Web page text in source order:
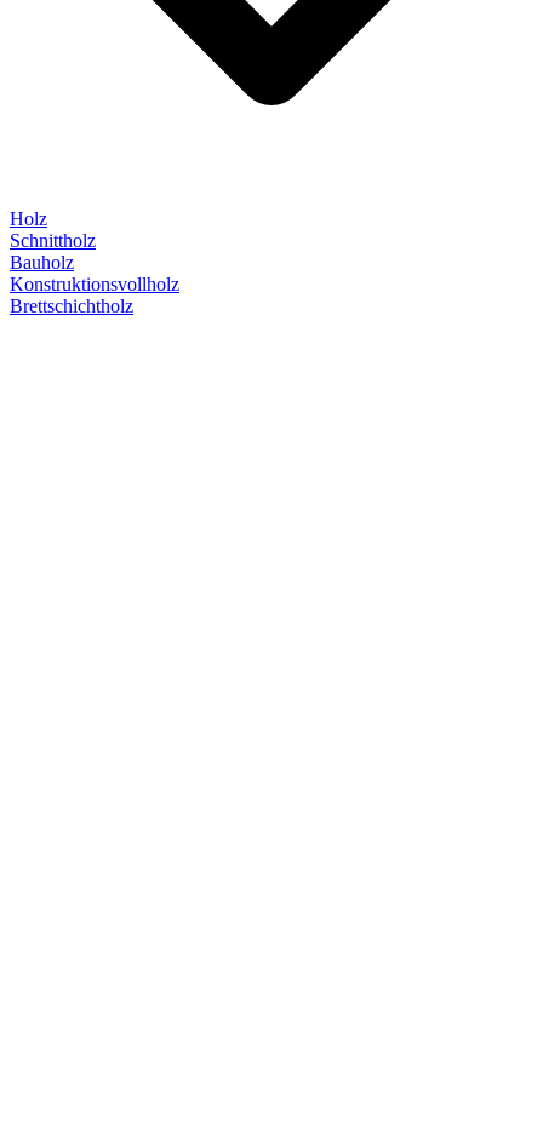
Holz
Schnittholz
Bauholz
Konstruktionsvollholz
Brettschichtholz